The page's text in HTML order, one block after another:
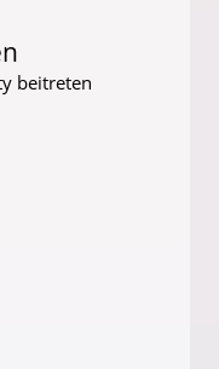
beitreten